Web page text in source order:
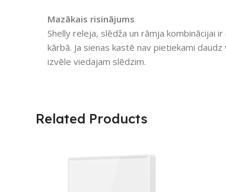
Mazākais risinājums
Shelly releja, slēdža un rāmja kombinācijai
kārbā. Ja sienas kastē nav pietiekami
izvēle viedajam slēdzim.
Related Products